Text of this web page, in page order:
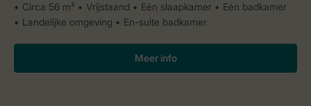
Circa 56 m² Vrijstaand Eén slaapkamer
Eén badkamer
Landelijke omgeving
En-suite badkamer
Meer info